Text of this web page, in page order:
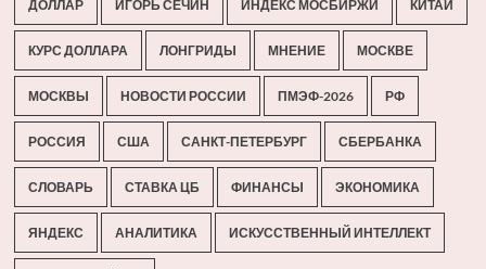
ДОЛЛАР ИГОРЬ СЕЧИН ИНДЕКС МОСБИРЖИ КИТАЙ
КУРС ДОЛЛАРА ЛОНГРИДЫ МНЕНИЕ МОСКВЕ
МОСКВЫ НОВОСТИ РОССИИ ПМЭФ-2026 РФ
РОССИЯ США САНКТ-ПЕТЕРБУРГ СБЕРБАНКА
СЛОВАРЬ СТАВКА ЦБ ФИНАНСЫ ЭКОНОМИКА
ЯНДЕКС АНАЛИТИКА ИСКУССТВЕННЫЙ ИНТЕЛЛЕКТ